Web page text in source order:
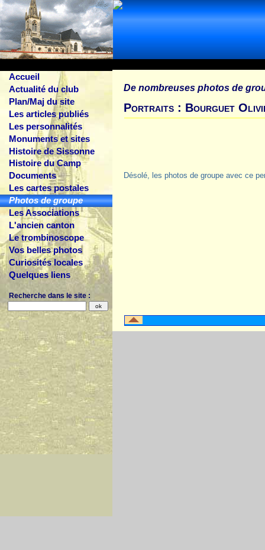
Accueil
Actualité du club
Plan/Maj du site
Les articles publiés
Les personnalités
Monuments et sites
Histoire de Sissonne
Histoire du Camp
Documents
Les cartes postales
Photos de groupe
Les Associations
L'ancien canton
Le trombinoscope
Vos belles photos
Curiosités locales
Quelques liens
Recherche dans le site :
De nombreuses photos de
Portraits : Bourguet
Désolé, les photos de groupe avec ce